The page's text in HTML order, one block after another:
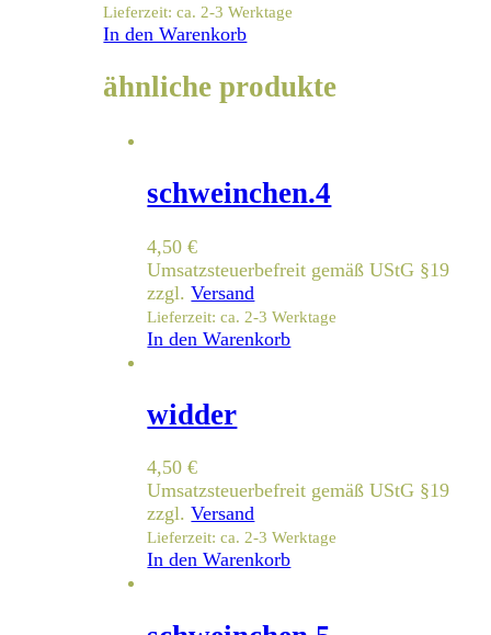
Lieferzeit: ca. 2-3 Werktage
In den Warenkorb
ähnliche produkte
schweinchen.4
4,50€
Umsatzsteuerbefreit gemäß UStG §19
zzgl.Versand
Lieferzeit: ca. 2-3 Werktage
In den Warenkorb
widder
4,50€
Umsatzsteuerbefreit gemäß UStG §19
zzgl.Versand
Lieferzeit: ca. 2-3 Werktage
In den Warenkorb